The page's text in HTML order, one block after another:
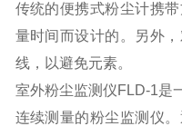
传统的便携式粉尘计携
量时间而设计的。
另外
线，以避免元素。
室外粉尘监测仪FLD-1是
连续测量的粉尘监测仪。